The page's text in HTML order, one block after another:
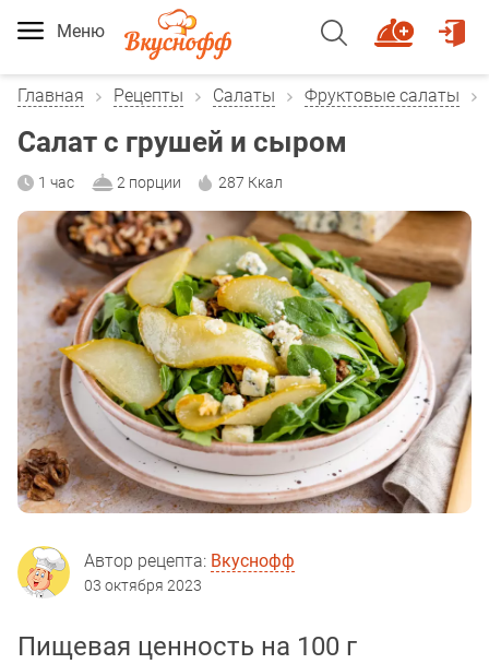
Меню
Главная Рецепты Салаты Фруктовые салаты
Салат с грушей и сыром
1 час 2 порции 287 Ккал
Автор рецепта: Вкуснофф
03 октября 2023
Пищевая ценность на 100 г